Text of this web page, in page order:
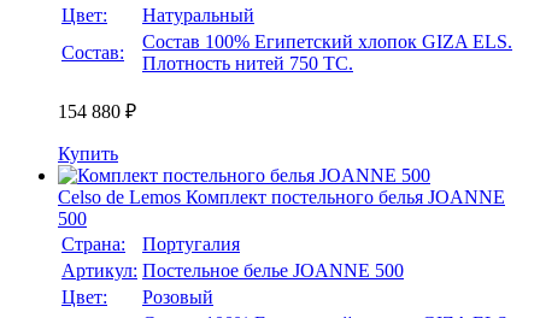
Цвет:
Натуральный
Состав:
Состав 100% Египетский хлопок GIZA ELS.
Плотность нитей 750 TC.
154 880 ₽
Купить
Celso de Lemos Комплект постельного белья JOANNE
500
Страна:
Португалия
Артикул: Постельное белье JOANNE 500
Цвет:
Розовый